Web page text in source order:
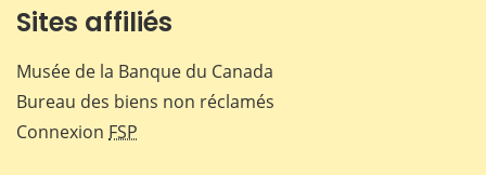
Sites affiliés
Musée de la Banque du Canada
Bureau des biens non réclamés
Connexion FSP